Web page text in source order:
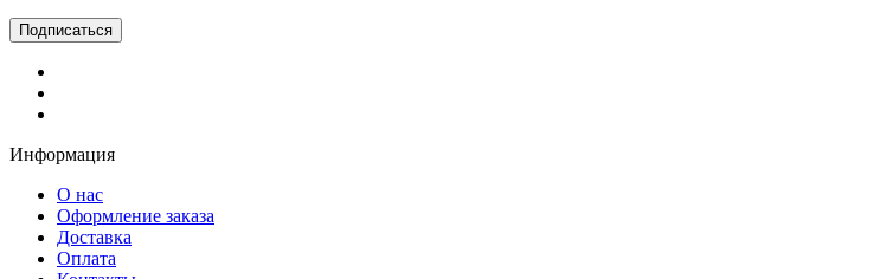
Информация
О нас
Оформление заказа
Доставка
Оплата